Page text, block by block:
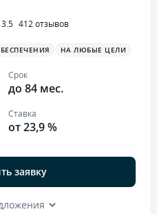
3.5 412 отзывов
НА ЛЮБЫЕ ЦЕЛИ
Срок
до 84 мес.
Ставка
от 23,9 %
заявку